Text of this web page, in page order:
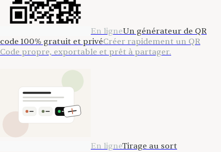
En ligneUn générateur de QR
code 100% gratuit et privéCréer rapidement un QR
Code propre, exportable et prêt à partager.
En ligneTirage au sort